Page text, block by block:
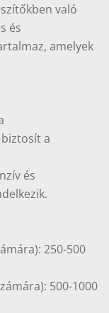
való
és
amelyek
a
és
250-500
500-1000